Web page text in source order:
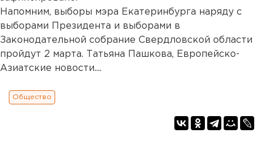
Напомним, выборы мэра Екатеринбурга наряду с
выборами Президента и выборами в
Законодательной собрание Свердловской области
пройдут 2 марта. Татьяна Пашкова, Европейско-
Азиатские новости....
Общество